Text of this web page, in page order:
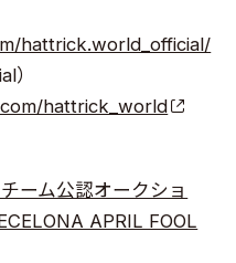
hattrick.world_official/
）
hattrick_world
ーム公認オークショ
APRIL FOOL